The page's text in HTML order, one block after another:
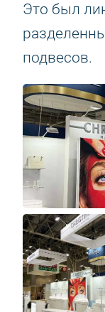
Это был
подвесов.